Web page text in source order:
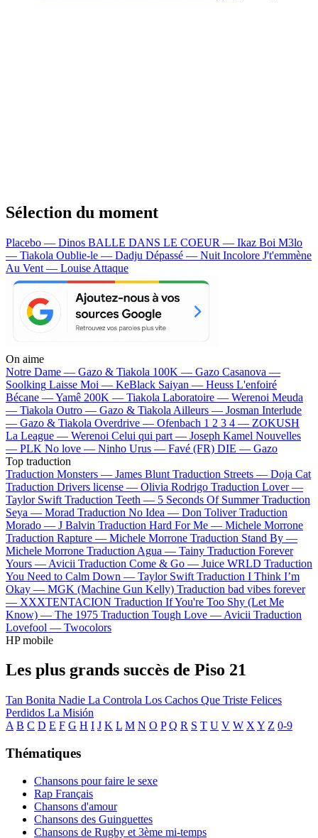
Sélection du moment
Placebo — Dinos BALLE DANS LE COEUR — Ikaz Boi M3lo
— Tiakola Oublie-le — Dadju Dépassé — Nuit Incolore J't'emmène
Au Vent — Louise Attaque
On aime
Notre Dame — Gazo & Tiakola 100K — Gazo Casanova —
Soolking Laisse Moi — KeBlack Saiyan — Heuss L'enfoiré
Bécane —Yamê 200K — Tiakola Laboratoire — Werenoi Meuda
— Tiakola Outro — Gazo & Tiakola Ailleurs — Josman Interlude
— Gazo & Tiakola Overdrive — Ofenbach 1 2 3 4 — ZOKUSH
La League — Werenoi Celui qui part — Joseph Kamel Nouvelles
— PLK No love — Ninho Urus — Favé (FR) DIE — Gazo
Top traduction
Traduction Monsters — James Blunt Traduction Streets — Doja Cat
Traduction Drivers license — Olivia Rodrigo Traduction Lover —
Taylor Swift Traduction Teeth — 5 Seconds Of Summer Traduction
Seya — Morad Traduction No Idea — Don Toliver Traduction
Morado — J Balvin Traduction Hard For Me — Michele Morrone
Traduction Rapture — Michele Morrone Traduction Stand By —
Michele Morrone Traduction Agua — Tainy Traduction Forever
Yours — Avicii Traduction Come & Go — Juice WRLD Traduction
You Need to Calm Down — Taylor Swift Traduction I Think I’m
Okay — MGK (Machine Gun Kelly) Traduction bad vibes forever
— XXXTENTACION Traduction If You're Too Shy (Let Me
Know) — The 1975 Traduction Tough Love — Avicii Traduction
Lovefool — Twocolors
HP mobile
Les plus grands succès de Piso 21
Tan Bonita Nadie La Controla Los Cachos Que Triste Felices
Perdidos La Misión
A B C D E F G H I J K L M N O P Q R S T U V W X Y Z 0-9
Thématiques
Chansons pour faire le sexe
Rap Français
Chansons d'amour
Chansons des Guinguettes
Chansons de Rugby et 3ème mi-temps